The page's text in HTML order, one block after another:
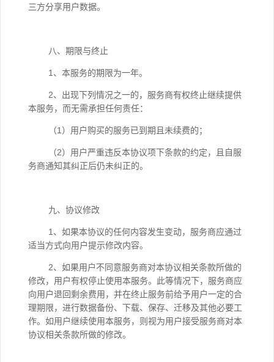
三方分享用户数据。
八、期限与终止
1、本服务的期限为一年。
2、出现下列情况之一的，服务商有权终止继续提供
本服务，而无需承担任何责任：
（1）用户购买的服务已到期且未续费的；
（2）用户严重违反本协议项下条款的约定，且自服
务商通知其纠正后仍未纠正的。
九、协议修改
1、如果本协议的任何内容发生变动，服务商应通过
适当方式向用户提示修改内容。
2、如果用户不同意服务商对本协议相关条款所做的
修改，用户有权停止使用本服务。此等情况下，服务商应
向用户退回剩余费用，并在终止服务前给予用户一定的合
理期限，进行数据备份、下载、保存、迁移及其他必要工
作。如用户继续使用本服务，则视为用户接受服务商对本
协议相关条款所做的修改。